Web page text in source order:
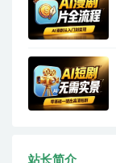
站长简介